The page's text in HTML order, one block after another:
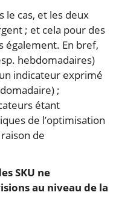
le cas, et les deux
; et cela pour des
également. En bref,
hebdomadaires)
indicateur exprimé
;
étant
de l’optimisation
de
SKU ne
au niveau de la